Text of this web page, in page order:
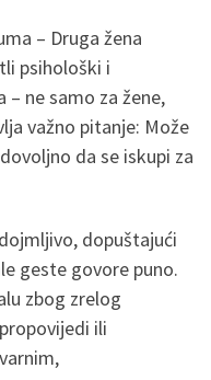
– Druga žena
psihološki i
ne samo za žene,
važno pitanje: Može
da se iskupi za
dopuštajući
geste govore puno.
zbog zrelog
ili